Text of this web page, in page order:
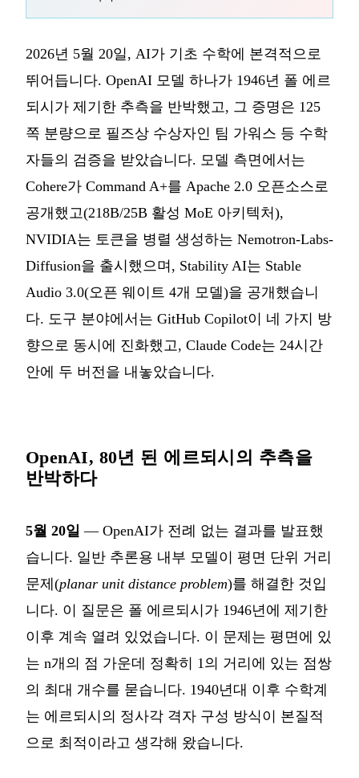
2026년 5월 20일, AI가 기초 수학에 본격적으로
뛰어듭니다. OpenAI 모델 하나가 1946년 폴 에르
되시가 제기한 추측을 반박했고, 그 증명은 125
쪽 분량으로 필즈상 수상자인 팀 가워스 등 수학
자들의 검증을 받았습니다. 모델 측면에서는
Cohere가 Command A+를 Apache 2.0 오픈소스로
공개했고(218B/25B 활성 MoE 아키텍처),
NVIDIA는 토큰을 병렬 생성하는 Nemotron-Labs-
Diffusion을 출시했으며, Stability AI는 Stable
Audio 3.0(오픈 웨이트 4개 모델)을 공개했습니
다. 도구 분야에서는 GitHub Copilot이 네 가지 방
향으로 동시에 진화했고, Claude Code는 24시간
안에 두 버전을 내놓았습니다.
OpenAI, 80년 된 에르되시의 추측을
반박하다
5월 20일 — OpenAI가 전례 없는 결과를 발표했
습니다. 일반 추론용 내부 모델이 평면 단위 거리
문제(planar unit distance problem)를 해결한 것입
니다. 이 질문은 폴 에르되시가 1946년에 제기한
이후 계속 열려 있었습니다. 이 문제는 평면에 있
는 n개의 점 가운데 정확히 1의 거리에 있는 점쌍
의 최대 개수를 묻습니다. 1940년대 이후 수학계
는 에르되시의 정사각 격자 구성 방식이 본질적
으로 최적이라고 생각해 왔습니다.